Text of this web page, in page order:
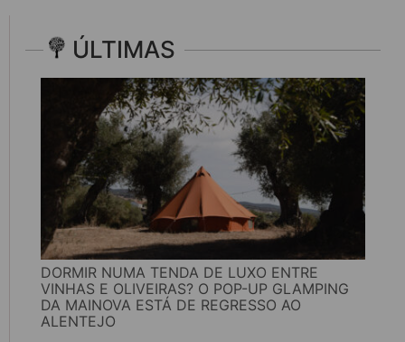
ÚLTIMAS
DORMIR NUMA TENDA DE LUXO ENTRE
VINHAS E OLIVEIRAS? O POP-UP GLAMPING
DA MAINOVA ESTÁ DE REGRESSO AO
ALENTEJO